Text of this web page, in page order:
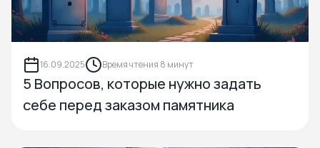
16.09.2025 Время чтения 8 минут
5 Вопросов, которые нужно задать
себе перед заказом памятника